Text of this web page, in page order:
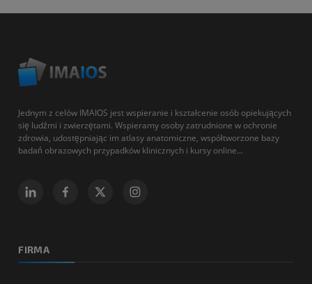
Jednym z celów IMAIOS jest wspieranie i kształcenie osób opiekujących
się ludźmi i zwierzętami. Wspieramy osoby zatrudnione w ochronie
zdrowia, udostępniając im atlasy anatomiczne, współtworzone bazy
badań obrazowych przypadków klinicznych i kursy online...
FIRMA